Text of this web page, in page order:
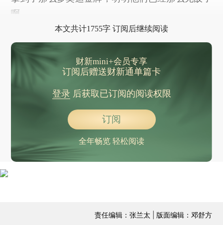
啊。
本文共计1755字 订阅后继续阅读
财新mini+会员专享
订阅后赠送财新通单篇卡
登录后获取已订阅的阅读权限
订阅
全年畅览 轻松阅读
责任编辑：张兰太 | 版面编辑：邓舒方